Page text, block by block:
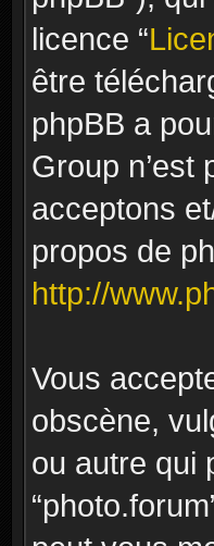
licence “
être
phpBB a
Group n’est
acceptons
propos de
http://
Vous
obscène,
ou autre qui